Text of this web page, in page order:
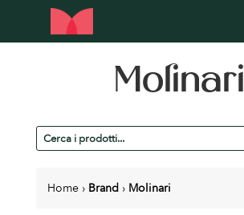
Molinari
Cerca
prodotti
Home › Brand › Molinari